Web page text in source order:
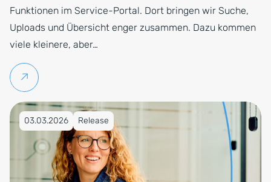
Funktionen im Service-Portal. Dort bringen wir Suche,
Uploads und Übersicht enger zusammen. Dazu kommen
viele kleinere, aber…
Weiterlesen
Veröffentlicht am 03.03.2026
03.03.2026 Release